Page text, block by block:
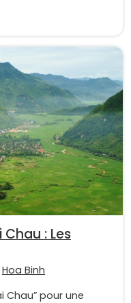
: Les
Hoa Binh
Chau” pour une